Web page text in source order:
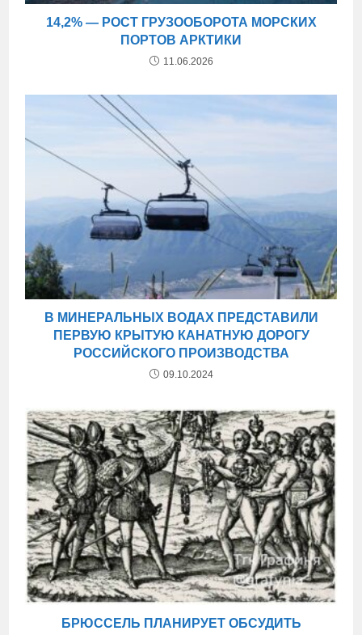
14,2% — РОСТ ГРУЗООБОРОТА МОРСКИХ
ПОРТОВ АРКТИКИ
11.06.2026
В МИНЕРАЛЬНЫХ ВОДАХ ПРЕДСТАВИЛИ
ПЕРВУЮ КРЫТУЮ КАНАТНУЮ ДОРОГУ
РОССИЙСКОГО ПРОИЗВОДСТВА
09.10.2024
БРЮССЕЛЬ ПЛАНИРУЕТ ОБСУДИТЬ